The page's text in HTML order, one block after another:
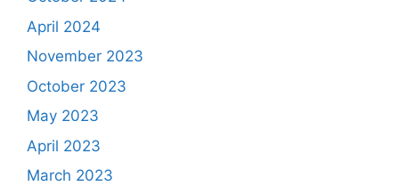
April 2024
November 2023
October 2023
May 2023
April 2023
March 2023